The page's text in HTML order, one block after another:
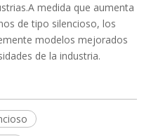
medida que aumenta
de tipo silencioso, los
modelos mejorados
de la industria.